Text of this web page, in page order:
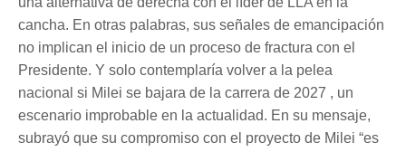
cancha. En otras palabras, sus señales de emancipación
no implican el inicio de un proceso de fractura con el
Presidente. Y solo contemplaría volver a la pelea
nacional si Milei se bajara de la carrera de 2027 , un
escenario improbable en la actualidad. En su mensaje,
subrayó que su compromiso con el proyecto de Milei “es